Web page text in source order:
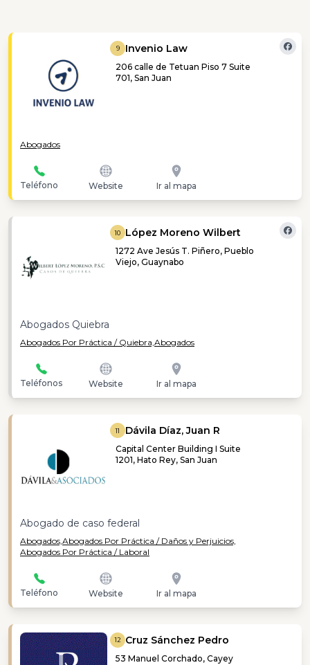
9 Invenio Law
206 calle de Tetuan Piso 7 Suite
701, San Juan
Abogados
Teléfono Website Ir al mapa
10 López Moreno Wilbert
1272 Ave Jesús T. Piñero, Pueblo
Viejo, Guaynabo
Abogados Quiebra
Abogados Por Práctica / Quiebra,Abogados
Teléfonos Website Ir al mapa
11 Dávila Díaz, Juan R
Capital Center Building I Suite
1201, Hato Rey, San Juan
Abogado de caso federal
Abogados, Abogados Por Práctica / Daños y Perjuicios,
Abogados Por Práctica / Laboral
Teléfono Website Ir al mapa
12 Cruz Sánchez Pedro
53 Manuel Corchado, Cayey